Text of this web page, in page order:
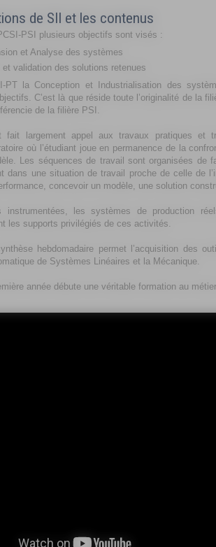
de SII et les contenus
PSI plusieurs objectifs sont visés :
et Analyse des systèmes
validation des solutions retenues
PT la Conception et Industrialisation des
C’est là que réside toute l’originalité de la
de la filière PSI.
fait largement appel aux travaux pratiques et
où l’étudiant joue en permanence de la
Les séquences de travail sont organisées de
dans une situation de travail proche de celle de
concevoir un modèle, une solution
instrumentées, les systèmes de production
les supports privilégiés de ces activités.
hebdomadaire permet l’acquisition des
de Systèmes Linéaires et la Mécanique.
année débute une véritable formation au